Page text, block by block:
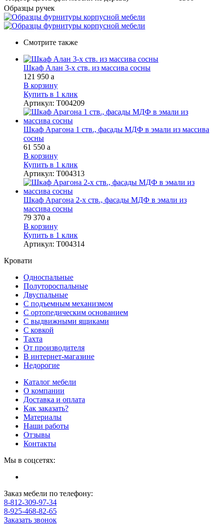
Образцы ручек
Смотрите также
Шкаф Алан 3-х ств. из массива сосны
121 950 a
В корзину
Купить в 1 клик
Артикул: Т004209
Шкаф Арагона 1 ств., фасады МДФ в эмали из массива
сосны
61 550 a
В корзину
Купить в 1 клик
Артикул: Т004313
Шкаф Арагона 2-х ств., фасады МДФ в эмали из
массива сосны
79 370 a
В корзину
Купить в 1 клик
Артикул: Т004314
Кровати
Односпальные
Полутороспальные
Двуспальные
С подъемным механизмом
С ортопедическим основанием
С выдвижными ящиками
С ковкой
Тахта
От производителя
В интернет-магазине
Недорогие
Каталог мебели
О компании
Доставка и оплата
Как заказать?
Материалы
Наши работы
Отзывы
Контакты
Мы в соцсетях:
Заказ мебели по телефону:
8-812-309-97-34
8-925-468-82-65
Заказать звонок